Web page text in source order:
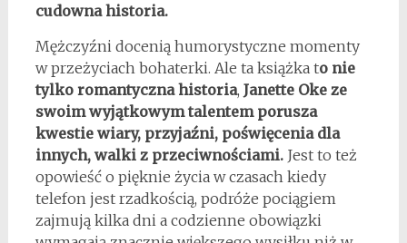
cudowna historia.
Mężczyźni docenią humorystyczne momenty
w przeżyciach bohaterki. Ale ta książka to nie
tylko romantyczna historia, Janette Oke ze
swoim wyjątkowym talentem porusza
kwestie wiary, przyjaźni, poświęcenia dla
innych, walki z przeciwnościami. Jest to też
opowieść o pięknie życia w czasach kiedy
telefon jest rzadkością, podróże pociągiem
zajmują kilka dni a codzienne obowiązki